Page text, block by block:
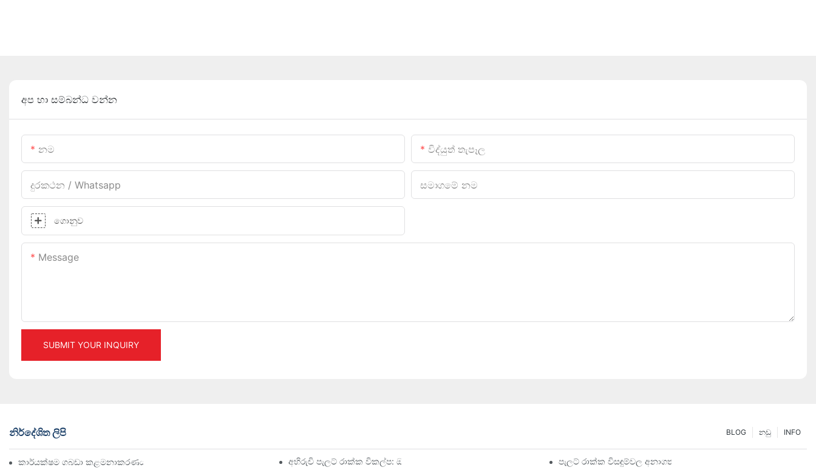
අප හා සම්බන්ධ වන්න
නම විද්යුත් තැපෑල
දුරකථන / Whatsapp සමාගමේ නම
ගොනුව
Message
SUBMIT YOUR INQUIRY
නිර්දේශිත ලිපි INFO
නඩු
BLOG
කාර්යක්ෂම ගබඩා කළමනාකරණය සඳහා ඉහළම කාර්මික රාක්ක විසඳුම් අභිරුචි පැලට් රාක්ක විකල්ප: ඔබේ ගබඩා අවශ්‍යතා සකස් කිරීම පැලට් රාක්ක විසඳුම්වල අනාගතය: ප්‍රවණතා සහ නවෝත්පාදන